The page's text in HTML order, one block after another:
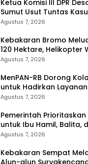
Ketua Komisi III DPR
Sumut Usut Tuntas
Kematian WL Secara
Agustus 7, 2026
Kebakaran Bromo
120 Hektare, Helikopter
Bombing Disiagakan
Agustus 7, 2026
MenPAN-RB Dorong
untuk Hadirkan
yang Terintegrasi dan
Agustus 7, 2026
Pemerintah Prioritaskan
untuk Ibu Hamil, Balita,
Daerah 3T
Agustus 7, 2026
Kebakaran Sempat
Alun-alun